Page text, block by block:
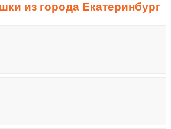
из города Екатеринбург